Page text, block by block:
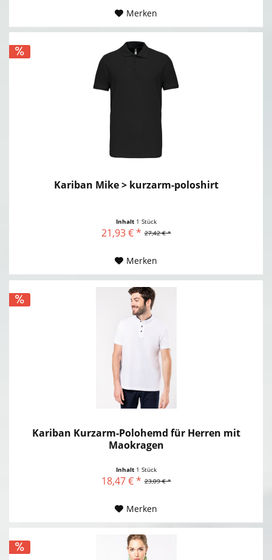
Merken
Kariban Mike > kurzarm-poloshirt
Inhalt 1 Stück
27,42 € *
21,93 € *
Merken
Kariban Kurzarm-Polohemd für Herren mit
Maokragen
Inhalt 1 Stück
23,09 € *
18,47 € *
Merken